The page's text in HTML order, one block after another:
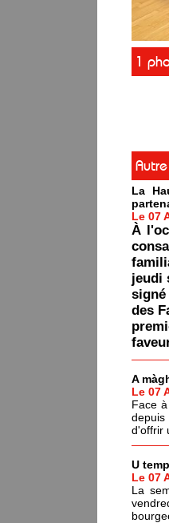
1
La
Le 07
À
jeudi
des
A
Le 07
Face
d'offrir
U
Le 07
La